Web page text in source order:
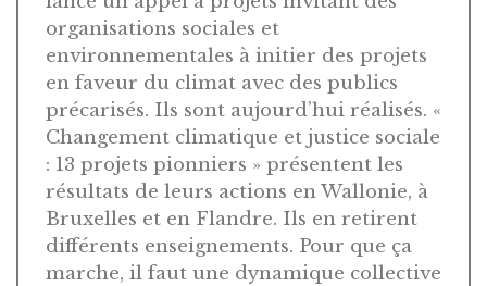
organisations sociales et
environnementales à initier des projets
en faveur du climat avec des publics
précarisés. Ils sont aujourd’hui réalisés. «
Changement climatique et justice sociale
: 13 projets pionniers » présentent les
résultats de leurs actions en Wallonie, à
Bruxelles et en Flandre. Ils en retirent
différents enseignements. Pour que ça
marche, il faut une dynamique collective